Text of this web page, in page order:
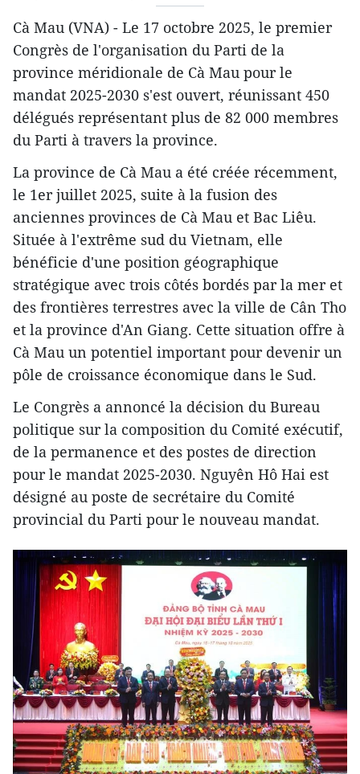
Cà Mau (VNA) - Le 17 octobre 2025, le premier
Congrès de l'organisation du Parti de la
province méridionale de Cà Mau pour le
mandat 2025-2030 s'est ouvert, réunissant 450
délégués représentant plus de 82 000 membres
du Parti à travers la province.
La province de Cà Mau a été créée récemment,
le 1er juillet 2025, suite à la fusion des
anciennes provinces de Cà Mau et Bac Liêu.
Située à l'extrême sud du Vietnam, elle
bénéficie d'une position géographique
stratégique avec trois côtés bordés par la mer et
des frontières terrestres avec la ville de Cân Tho
et la province d'An Giang. Cette situation offre à
Cà Mau un potentiel important pour devenir un
pôle de croissance économique dans le Sud.
Le Congrès a annoncé la décision du Bureau
politique sur la composition du Comité exécutif,
de la permanence et des postes de direction
pour le mandat 2025-2030. Nguyên Hô Hai est
désigné au poste de secrétaire du Comité
provincial du Parti pour le nouveau mandat.